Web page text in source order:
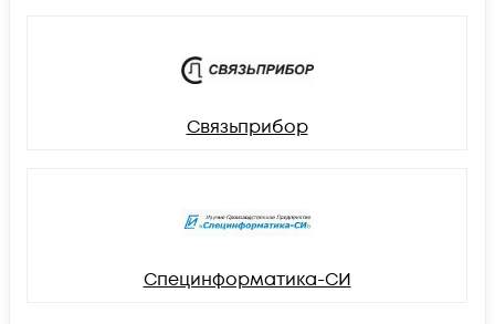
Связьприбор
Специнформатика-СИ